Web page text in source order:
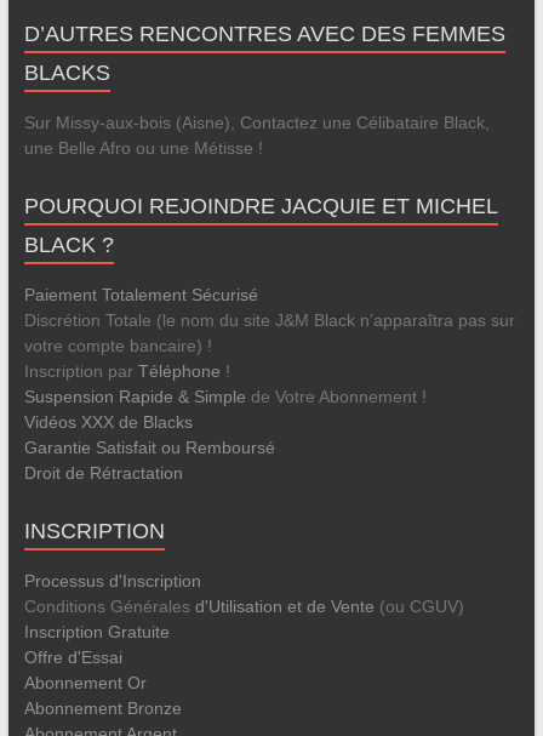
D’AUTRES RENCONTRES AVEC DES FEMMES
BLACKS
Sur Missy-aux-bois (Aisne), Contactez une Célibataire Black,
une Belle Afro ou une Métisse !
POURQUOI REJOINDRE JACQUIE ET MICHEL
BLACK ?
Paiement Totalement Sécurisé
Discrétion Totale (le nom du site J&M Black n’apparaîtra pas sur
votre compte bancaire) !
Inscription par Téléphone !
Suspension Rapide & Simple de Votre Abonnement !
Vidéos XXX de Blacks
Garantie Satisfait ou Remboursé
Droit de Rétractation
INSCRIPTION
Processus d'Inscription
Conditions Générales d'Utilisation et de Vente (ou CGUV)
Inscription Gratuite
Offre d'Essai
Abonnement Or
Abonnement Bronze